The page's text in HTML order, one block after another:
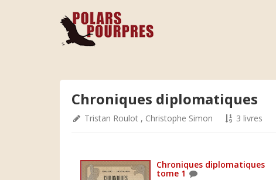
Chroniques diplomatiques
Tristan Roulot , Christophe Simon 3 livres
Chroniques diplomatiques
tome 1